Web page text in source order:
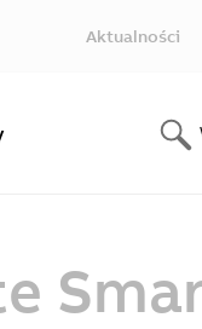
Aktualności